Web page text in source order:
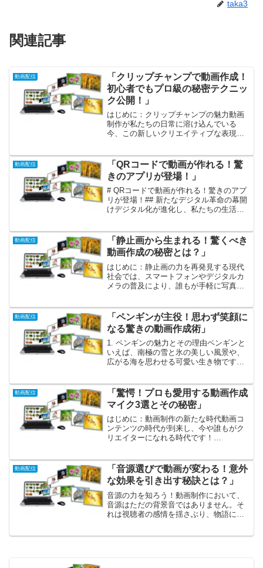
taka3
関連記事
動画配信
「クリップチャンプで動画作成！
初心者でもプロ級の秘密テクニッ
ク公開！」
はじめに：クリップチャンプの魅力動画
制作が私たちの日常に溶け込んでいる
今、この新しいクリエイティブな表現方
は、特に初心者にとって手軽で有用な動
画編集ソフトとして、多くの...
動画配信
「QRコードで動画が作れる！驚
きのアプリが登場！」
# QRコードで動画が作れる！驚きのアプ
リが登場！## 新たなデジタル革命の幕開
けデジタル化が進化し、私たちの生活は
動画を作成できるアプリ」の登場です！
一見シンプルな...
動画配信
「静止画から生まれる！驚くべき
動画作成の秘密とは？」
はじめに：静止画の力を再発見する現代
社会では、スマートフォンやデジタルカ
メラの普及により、誰もが手軽に写真を
はならない秘められた可能性が眠ってい
ます。実は、静止画から動...
動画配信
「ペンギンが主役！思わず笑顔に
なる驚きの動画作成術」
1. ペンギンの魅力とその理由ペンギンと
いえば、南極の雪と氷の美しい風景や、
広がる海を思わせる可愛い生き物です。
心を掴んで離しません。特に、氷の上を
滑って遊ぶ姿や、体を...
動画配信
「驚愕！プロも愛用する動画作成
マイク3選とその秘密」
はじめに：動画制作の新たな時代動画コ
ンテンツの時代が到来し、今や誰もがク
リエイターになれる時代です！
能を全世界へ発信できる素晴らしい環境
を提供して...
動画配信
「音源選びで動画が変わる！意外
な効果を引き出す秘訣とは？」
音源の力を知ろう！動画制作において、
音源はただの背景音ではありません。そ
れは視聴者の感情を揺さぶり、物語に深